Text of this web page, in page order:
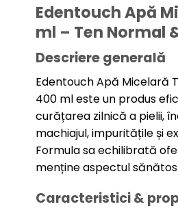
Edentouch Apă
ml – Ten Normal
Descriere generală
Edentouch Apă Micelară
400 ml este un produs
curățarea zilnică a pielii,
machiajul, impuritățile și
Formula sa echilibrată
menține aspectul sănătos
Caracteristici &